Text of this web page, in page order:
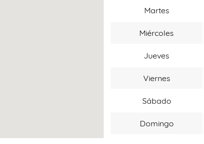
Martes
Miércoles
Jueves
Viernes
Sábado
Domingo